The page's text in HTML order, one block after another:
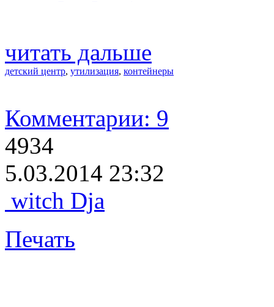
читать дальше
детский центр, утилизация, контейнеры
Комментарии: 9
4934
5.03.2014 23:32
witch Dja
Печать